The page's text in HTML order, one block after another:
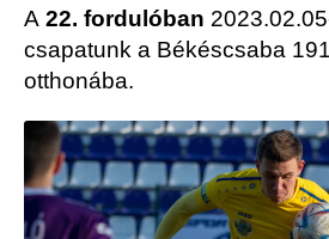
A 22. fordulóban
csapatunk a Békéscsaba
otthonába.